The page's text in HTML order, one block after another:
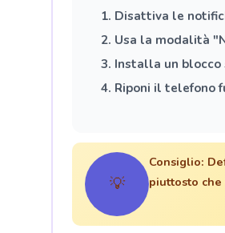
Disattiva le
Usa la modalità
Installa un blocco
Riponi il telefono
💡
Consiglio:
piuttosto